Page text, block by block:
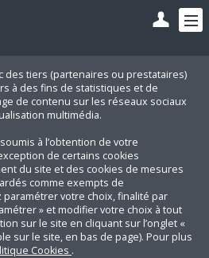
des tiers (partenaires ou prestataires)
à des fins de statistiques et de
de contenu sur les réseaux sociaux
multimédia.
à l’obtention de votre
de certains cookies
du site et des cookies de mesures
comme exempts de
votre choix, finalité par
» et modifier votre choix à tout
sur le site en cliquant sur l’onglet «
sur le site, en bas de page). Pour plus
Cookies .